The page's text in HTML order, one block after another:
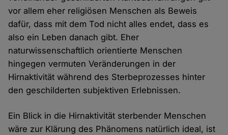
vor allem eher religiösen Menschen als Beweis
dafür, dass mit dem Tod nicht alles endet, dass es
also ein Leben danach gibt. Eher
naturwissenschaftlich orientierte Menschen
hingegen vermuten Veränderungen in der
Hirnaktivität während des Sterbeprozesses hinter
den geschilderten subjektiven Erlebnissen.
Ein Blick in die Hirnaktivität sterbender Menschen
wäre zur Klärung des Phänomens natürlich ideal, ist